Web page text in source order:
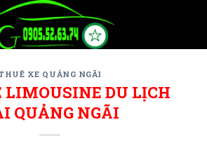
XE QUẢNG NGÃI
LIMOUSINE DU LỊCH
QUẢNG NGÃI